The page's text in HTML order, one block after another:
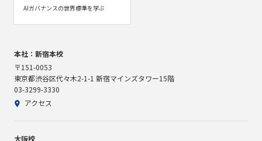
AIガバナンスの世界標準を学ぶ
本社：新宿本校
〒151-0053
東京都渋谷区代々木2-1-1 新宿マインズタワー15階
03-3299-3330
アクセス
大阪校